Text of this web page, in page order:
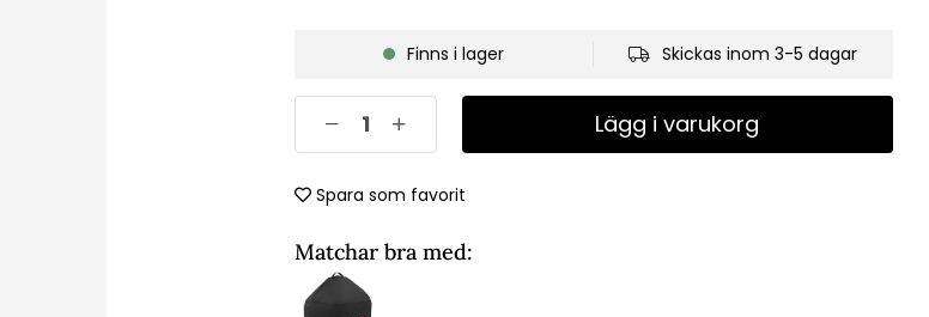
Finns i lager Skickas inom 3-5 dagar
Lägg i varukorg
Spara som favorit
Matchar bra med: